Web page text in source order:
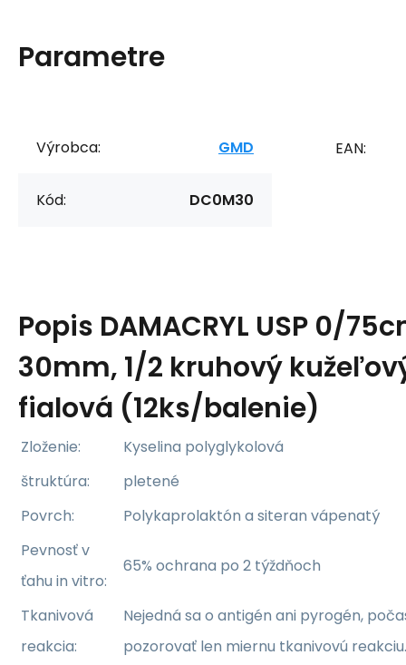
Parametre
Výrobca: GMD
Kód: DC0M30
EAN:
Popis DAMACRYL USP 0/
30mm, 1/2 kruhový
fialová (12ks/balenie)
Zloženie:
Kyselina polyglykolová
štruktúra:
pletené
Povrch:
Polykaprolaktón a siteran vápenatý
Pevnosť v
ťahu in vitro:
65% ochrana po 2 týždňoch
Tkanivová
reakcia:
Nejedná sa o antigén ani pyrogén,
pozorovať len miernu tkanivovú reakciu.